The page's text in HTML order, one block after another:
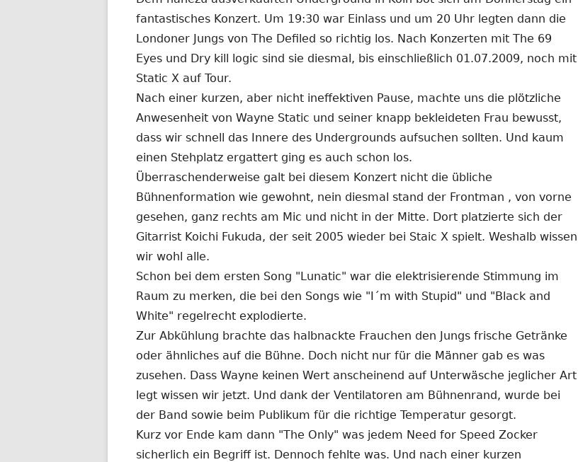
fantastisches Konzert. Um 19:30 war Einlass und um 20 Uhr legten dann die
Londoner Jungs von The Defiled so richtig los. Nach Konzerten mit The 69
Eyes und Dry kill logic sind sie diesmal, bis einschließlich 01.07.2009, noch mit
Static X auf Tour.
Nach einer kurzen, aber nicht ineffektiven Pause, machte uns die plötzliche
Anwesenheit von Wayne Static und seiner knapp bekleideten Frau bewusst,
dass wir schnell das Innere des Undergrounds aufsuchen sollten. Und kaum
einen Stehplatz ergattert ging es auch schon los.
Überraschenderweise galt bei diesem Konzert nicht die übliche
Bühnenformation wie gewohnt, nein diesmal stand der Frontman , von vorne
gesehen, ganz rechts am Mic und nicht in der Mitte. Dort platzierte sich der
Gitarrist Koichi Fukuda, der seit 2005 wieder bei Staic X spielt. Weshalb wissen
wir wohl alle.
Schon bei dem ersten Song "Lunatic" war die elektrisierende Stimmung im
Raum zu merken, die bei den Songs wie "I´m with Stupid" und "Black and
White" regelrecht explodierte.
Zur Abkühlung brachte das halbnackte Frauchen den Jungs frische Getränke
oder ähnliches auf die Bühne. Doch nicht nur für die Männer gab es was
zusehen. Dass Wayne keinen Wert anscheinend auf Unterwäsche jeglicher Art
legt wissen wir jetzt. Und dank der Ventilatoren am Bühnenrand, wurde bei
der Band sowie beim Publikum für die richtige Temperatur gesorgt.
Kurz vor Ende kam dann "The Only" was jedem Need for Speed Zocker
sicherlich ein Begriff ist. Dennoch fehlte was. Und nach einer kurzen